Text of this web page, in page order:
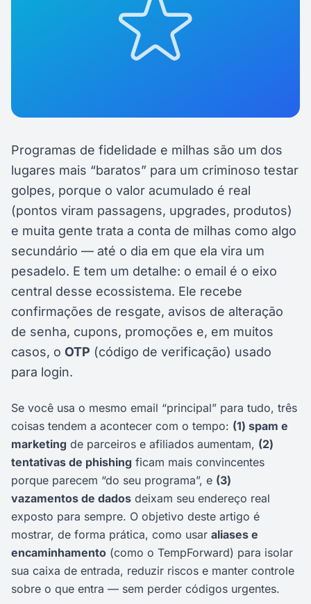
Programas de fidelidade e milhas são um dos
lugares mais “baratos” para um criminoso testar
golpes, porque o valor acumulado é real
(pontos viram passagens, upgrades, produtos)
e muita gente trata a conta de milhas como algo
secundário — até o dia em que ela vira um
pesadelo. E tem um detalhe: o email é o eixo
central desse ecossistema. Ele recebe
confirmações de resgate, avisos de alteração
de senha, cupons, promoções e, em muitos
casos, o OTP (código de verificação) usado
para login.
Se você usa o mesmo email “principal” para tudo, três
coisas tendem a acontecer com o tempo: (1) spam e
marketing de parceiros e afiliados aumentam, (2)
tentativas de phishing ficam mais convincentes
porque parecem “do seu programa”, e (3)
vazamentos de dados deixam seu endereço real
exposto para sempre. O objetivo deste artigo é
mostrar, de forma prática, como usar aliases e
encaminhamento (como o TempForward) para isolar
sua caixa de entrada, reduzir riscos e manter controle
sobre o que entra — sem perder códigos urgentes.